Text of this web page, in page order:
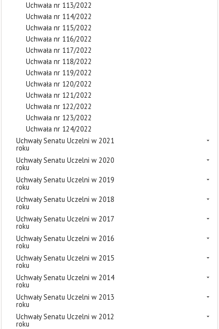
Uchwała nr 113/2022
Uchwała nr 114/2022
Uchwała nr 115/2022
Uchwała nr 116/2022
Uchwała nr 117/2022
Uchwała nr 118/2022
Uchwała nr 119/2022
Uchwała nr 120/2022
Uchwała nr 121/2022
Uchwała nr 122/2022
Uchwała nr 123/2022
Uchwała nr 124/2022
Uchwały Senatu Uczelni w 2021
roku
Uchwały Senatu Uczelni w 2020
roku
Uchwały Senatu Uczelni w 2019
roku
Uchwały Senatu Uczelni w 2018
roku
Uchwały Senatu Uczelni w 2017
roku
Uchwały Senatu Uczelni w 2016
roku
Uchwały Senatu Uczelni w 2015
roku
Uchwały Senatu Uczelni w 2014
roku
Uchwały Senatu Uczelni w 2013
roku
Uchwały Senatu Uczelni w 2012
roku